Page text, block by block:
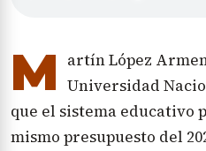
M artín López
Universidad
que el sistema educativo
mismo presupuesto del